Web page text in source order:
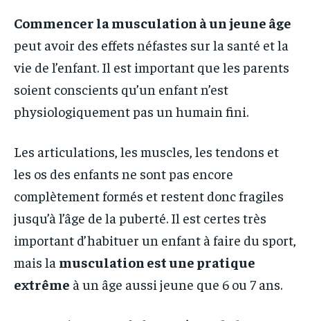
Commencer la musculation à un jeune âge
peut avoir des effets néfastes sur la santé et la
vie de l’enfant. Il est important que les parents
soient conscients qu’un enfant n’est
physiologiquement pas un humain fini.
Les articulations, les muscles, les tendons et
les os des enfants ne sont pas encore
complètement formés et restent donc fragiles
jusqu’à l’âge de la puberté. Il est certes très
important d’habituer un enfant à faire du sport,
mais la musculation est une pratique
extrême à un âge aussi jeune que 6 ou 7 ans.